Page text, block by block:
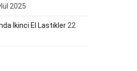
2025
İkinci El Lastikler 22